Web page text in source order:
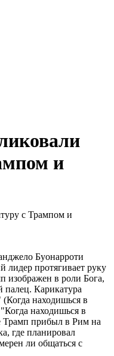
и
Буонарроти
лидер протягивает руку
изображен в роли Бога,
палец. Карикатура
находишься в
находишься в
Трамп прибыл в Рим на
где планировал
ли общаться с